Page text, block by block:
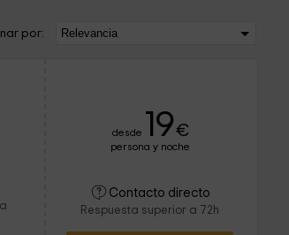
por:
desde 19€
persona y noche
Contacto directo
Respuesta superior a 72h